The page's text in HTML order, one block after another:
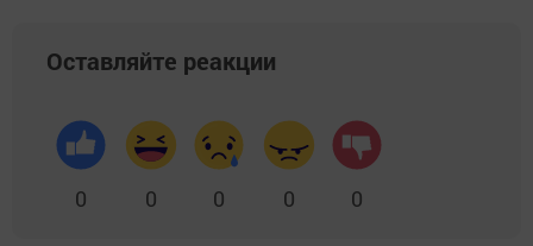
Оставляйте реакции
0 0 0 0 0